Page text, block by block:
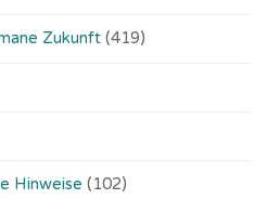
Zukunft (419)
Hinweise (102)